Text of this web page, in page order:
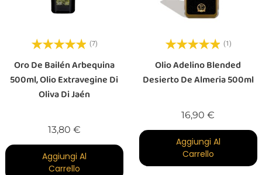
(7)
Oro De Bailén Arbequina
500ml, Olio Extravegine Di
Oliva Di Jaén
13,80 €Prezzo
Aggiungi Al
Carrello
(1)
Olio Adelino Blended
Desierto De Almeria 500ml
16,90 €
Aggiungi Al
Carrello